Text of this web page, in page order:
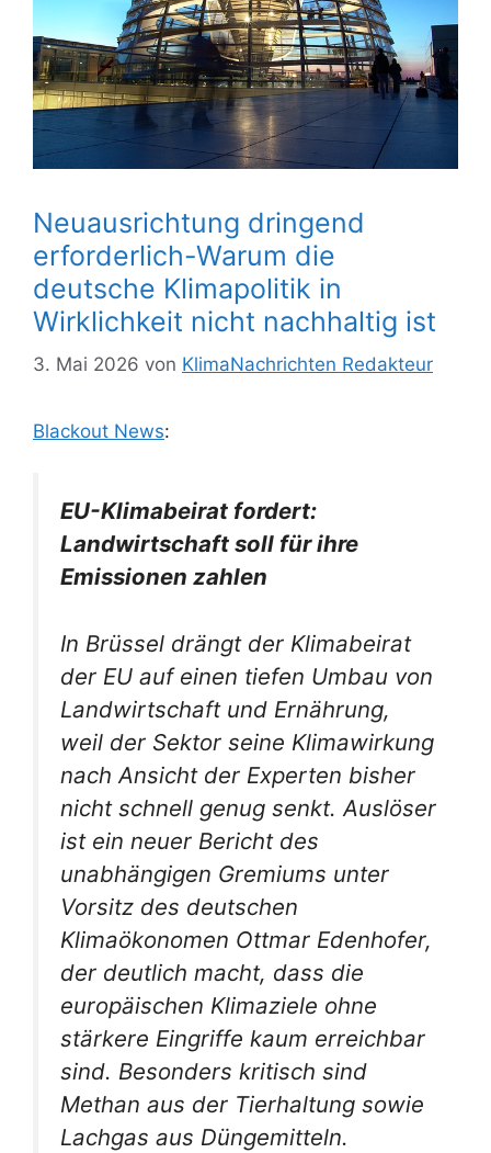
Neuausrichtung dringend
erforderlich-Warum die
deutsche Klimapolitik in
Wirklichkeit nicht nachhaltig ist
3. Mai 2026 von KlimaNachrichten Redakteur
Blackout News:
EU-Klimabeirat fordert:
Landwirtschaft soll für ihre
Emissionen zahlen
In Brüssel drängt der Klimabeirat
der EU auf einen tiefen Umbau von
Landwirtschaft und Ernährung,
weil der Sektor seine Klimawirkung
nach Ansicht der Experten bisher
nicht schnell genug senkt. Auslöser
ist ein neuer Bericht des
unabhängigen Gremiums unter
Vorsitz des deutschen
Klimaökonomen Ottmar Edenhofer,
der deutlich macht, dass die
europäischen Klimaziele ohne
stärkere Eingriffe kaum erreichbar
sind. Besonders kritisch sind
Methan aus der Tierhaltung sowie
Lachgas aus Düngemitteln.